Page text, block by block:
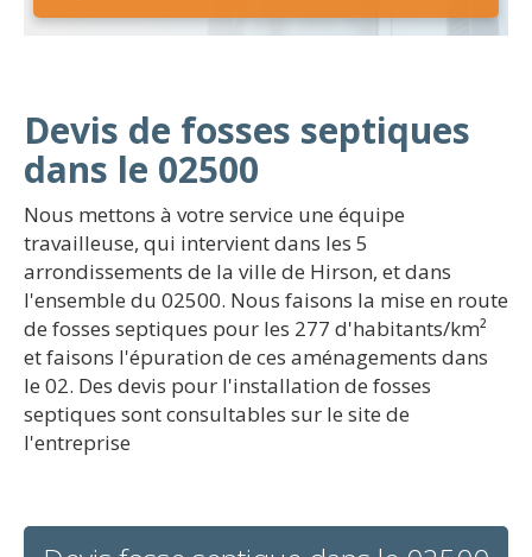
Devis de fosses septiques
dans le 02500
Nous mettons à votre service une équipe
travailleuse, qui intervient dans les 5
arrondissements de la ville de Hirson, et dans
l'ensemble du 02500. Nous faisons la mise en route
de fosses septiques pour les 277 d'habitants/km²
et faisons l'épuration de ces aménagements dans
le 02. Des devis pour l'installation de fosses
septiques sont consultables sur le site de
l'entreprise